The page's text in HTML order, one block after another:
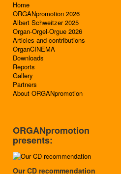
Home
ORGANpromotion 2026
Albert Schweitzer 2025
Organ-Orgel-Orgue 2026
Articles and contributions
OrganCINEMA
Downloads
Reports
Gallery
Partners
About ORGANpromotion
ORGANpromotion
presents:
Our CD recommendation